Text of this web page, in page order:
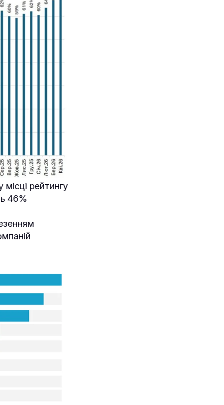
рейтингу
46%